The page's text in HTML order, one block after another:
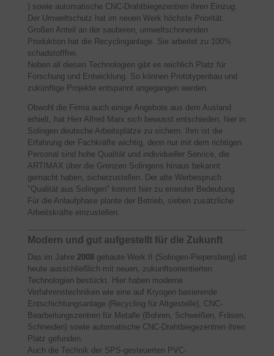
) sowie automatische CNC-Drahtbiegezentren ihren Einzug.
Der Umweltschutz hat im neuen Werk höchste Priorität.
Großen Anteil an der sauberen, umweltschonenden
Produktion hat die Recyclinganlage. Sie arbeitet zu 100%
schadstofffrei.
Neben all diesen Technologien gibt es reichlich Platz für
Forschung und Entwicklung. So können Prototypenbau und
zukünftige Projekte entspannt angegangen werden.
Obwohl die Firma auch einige Angebote aus dem Ausland
erhielt, hat Herr Alfred Marx sich bewusst entschieden, hier in
Solingen deutsche Arbeitsplätze zu sichern. Ihm ist die
Erfahrung der Fachkräfte wichtig, denn nur mit dem richtigen
Personal sind hohe Qualität und individueller Service, die
ARTIMAX über die Grenzen Solingens hinaus bekannt
gemacht haben, sicherzustellen. Der alte Werbespruch
"Qualität aus Solingen" kommt hier zu erneuter Bedeutung.
Für die Anlaufphase plante der Betrieb, sieben zusätzliche
Arbeitskräfte einzustellen.
Modern und gut aufgestellt für die Zukunft
Das im Jahre 2008gebaute Werk II (Solingen-Piepersberg) ist
heute ausschließlich mit neuen, zukunftsorientierten
Technologien bestückt. Hier haben moderne
Verfahrenstechniken wie eine auf Kryogen basierende
Entschichtungsanlage (Recycling für Altgestelle), CNC-
Bearbeitungszentren für Metalle (Bohren, Schweißen, Fräsen,
Schneiden) sowie automatische CNC-Drahtbiegezentren ihren
Platz gefunden.
Auch die Technik der SPS-gesteuerten PVC-